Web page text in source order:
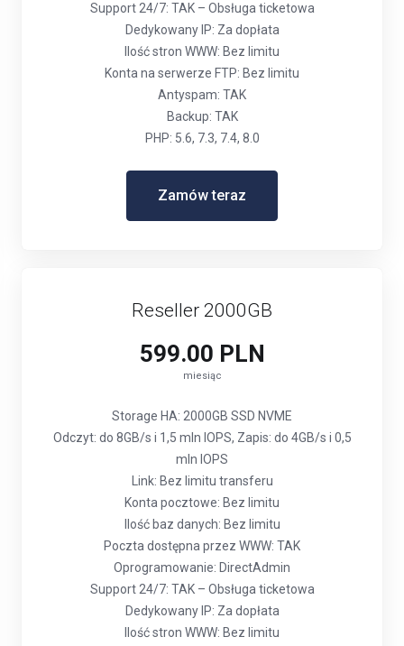
Support 24/7: TAK – Obsługa ticketowa
Dedykowany IP: Za dopłata
Ilość stron WWW: Bez limitu
Konta na serwerze FTP: Bez limitu
Antyspam: TAK
Backup: TAK
PHP: 5.6, 7.3, 7.4, 8.0
Zamów teraz
Reseller 2000GB
599.00 PLN
miesiąc
Storage HA: 2000GB SSD NVME
Odczyt: do 8GB/s i 1,5 mln IOPS, Zapis: do 4GB/s i 0,5
mln IOPS
Link: Bez limitu transferu
Konta pocztowe: Bez limitu
Ilość baz danych: Bez limitu
Poczta dostępna przez WWW: TAK
Oprogramowanie: DirectAdmin
Support 24/7: TAK – Obsługa ticketowa
Dedykowany IP: Za dopłata
Ilość stron WWW: Bez limitu